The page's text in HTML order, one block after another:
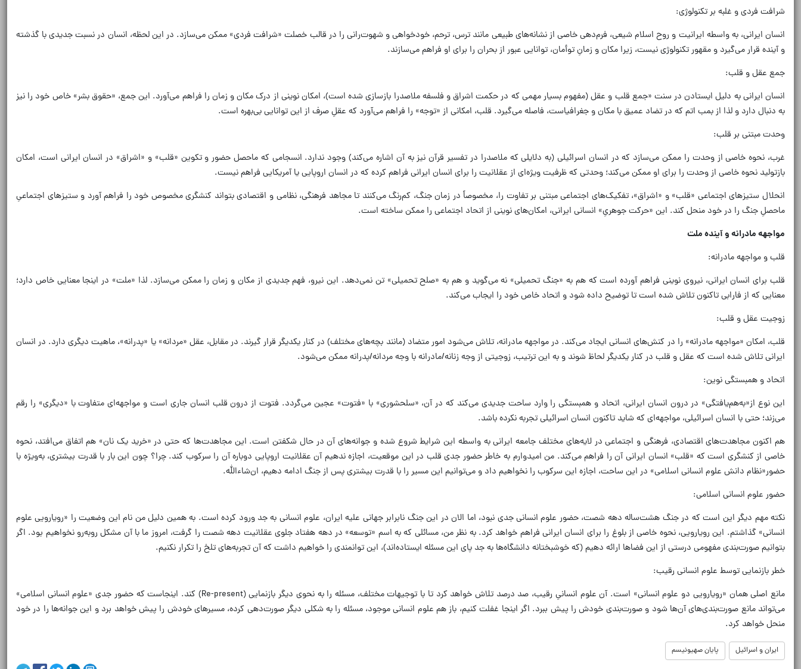
شرافت فردی و غلبه بر تکنولوژی:
انسان ایرانی، به واسطه ایرانیت و روح اسلام شیعی، فرم‌دهی خاصی از نشانه‌های طبیعی مانند ترس، ترحم، خودخواهی و شهوت‌رانی را در قالب خصلت «شرافت فردی» ممکن می‌سازد. در این لحظه، انسان در نسبت جدیدی با گذشته
و آینده قرار می‌گیرد و مقهور تکنولوژی نیست، زیرا مکان و زمانِ توأمان، توانایی عبور از بحران را برای او فراهم می‌سازند.
جمع عقل و قلب:
انسان ایرانی به دلیل ایستادن در سنت «جمع قلب و عقل (مفهوم بسیار مهمی که در حکمت اشراق و فلسفه ملاصدرا بازسازی شده است)، امکان نوینی از درک مکان و زمان را فراهم می‌آورد. این جمع، «حقوق بشر» خاص خود را نیز
به دنبال دارد و لذا از بمب اتم که در تضاد عمیق با مکان و جغرافیاست، فاصله می‌گیرد. قلب، امکانی از «توجه» را فراهم می‌آورد که عقلِ صرف از این توانایی بی‌بهره است.
وحدت مبتنی بر قلب:
غرب، نحوه خاصی از وحدت را ممکن می‌سازد که در انسان اسرائیلی (به دلایلی که ملاصدرا در تفسیر قرآن نیز به آن اشاره می‌کند) وجود ندارد. انسجامی که ماحصل حضور و تکوین «قلب» و «اشراق» در انسان ایرانی است، امکان
بازتولید نحوه خاصی از وحدت را برای او ممکن می‌کند؛ وحدتی که ظرفیت ویژه‌ای از عقلانیت را برای انسان ایرانی فراهم کرده که در انسان اروپایی یا آمریکایی فراهم نیست.
انحلال ستیزهای اجتماعی «قلب» و «اشراق»، تفکیک‌های اجتماعی مبتنی بر تفاوت را، مخصوصاً در زمان جنگ، کم‌رنگ می‌کنند تا مجاهد فرهنگی، نظامی و اقتصادی بتواند کنشگری مخصوص خود را فراهم آورد و ستیزهای اجتماعیِ
ماحصلِ جنگ را در خود منحل کند. این «حرکت جوهریِ» انسانی ایرانی، امکان‌های نوینی از اتحاد اجتماعی را ممکن ساخته است.
مواجهه مادرانه و آینده ملت
قلب و مواجهه مادرانه:
قلب برای انسان ایرانی، نیروی نوینی فراهم آورده است که هم به «جنگ تحمیلی» نه می‌گوید و هم به «صلح تحمیلی» تن نمی‌دهد. این نیرو، فهم جدیدی از مکان و زمان را ممکن می‌سازد. لذا «ملت» در اینجا معنایی خاص دارد؛
معنایی که از فارابی تاکنون تلاش شده است تا توضیح داده شود و اتحاد خاص خود را ایجاب می‌کند.
زوجیت عقل و قلب:
قلب، امکان «مواجهه مادرانه» را در کنش‌های انسانی ایجاد می‌کند. در مواجهه مادرانه، تلاش می‌شود امور متضاد (مانند بچه‌های مختلف) در کنار یکدیگر قرار گیرند. در مقابل، عقل «مردانه» یا «پدرانه»، ماهیت دیگری دارد. در انسان
ایرانی تلاش شده است که عقل و قلب در کنار یکدیگر لحاظ شوند و به این ترتیب، زوجیتی از وجه زنانه/مادرانه با وجه مردانه/پدرانه ممکن می‌شود.
اتحاد و همبستگی نوین:
این نوع از«به‌هم‌یافتگی» در درون انسان ایرانی، اتحاد و همبستگی را وارد ساحت جدیدی می‌کند که در آن، «سلحشوری» با «فتوت» عجین می‌گردد. فتوت از درون قلب انسان جاری است و مواجهه‌ای متفاوت با «دیگری» را رقم
می‌زند؛ حتی با انسان اسرائیلی، مواجهه‌ای که شاید تاکنون انسان اسرائیلی تجربه نکرده باشد.
هم اکنون مجاهدت‌های اقتصادی، فرهنگی و اجتماعی در لایه‌های مختلف جامعه ایرانی به واسطه این شرایط شروع شده و جوانه‌های آن در حال شکفتن است. این مجاهدت‌ها که حتی در «خرید یک نان» هم اتفاق می‌افتد، نحوه
خاصی از کنشگری است که «قلب» انسان ایرانی آن را فراهم می‌کند. من امیدوارم به خاطر حضور جدی قلب در این موقعیت، اجازه ندهیم آن عقلانیت اروپایی دوباره آن را سرکوب کند. چرا؟ چون این بار با قدرت بیشتری، به‌ویژه با
حضور«نظام دانش علوم انسانی اسلامی» در این ساحت، اجازه این سرکوب را نخواهیم داد و می‌توانیم این مسیر را با قدرت بیشتری پس از جنگ ادامه دهیم، ان‌شاءالله.
حضور علوم انسانی اسلامی:
نکته مهم دیگر این است که در جنگ هشت‌ساله دهه شصت، حضور علوم انسانی جدی نبود، اما الان در این جنگ نابرابر جهانی علیه ایران، علوم انسانی به جد ورود کرده است. به همین دلیل من نام این وضعیت را «رویارویی علوم
انسانی» گذاشتم. این رویارویی، نحوه خاصی از بلوغ را برای انسان ایرانی فراهم خواهد کرد. به نظر من، مسائلی که به اسم «توسعه» در دهه هفتاد جلوی عقلانیت دهه شصت را گرفت، امروز ما با آن مشکل روبه‌رو نخواهیم بود. اگر
بتوانیم صورت‌بندی مفهومی درستی از این فضاها ارائه دهیم (که خوشبختانه دانشگاه‌ها به جد پای این مسئله ایستاده‌اند)، این توانمندی را خواهیم داشت که آن تجربه‌های تلخ را تکرار نکنیم.
خطر بازنمایی توسط علوم انسانی رقیب:
مانع اصلی همان «رویارویی دو علوم انسانی» است. آن علوم انسانیِ رقیب، صد درصد تلاش خواهد کرد تا با توجیهات مختلف، مسئله را به نحوی دیگر بازنمایی (Re-present) کند. اینجاست که حضور جدی «علوم انسانی اسلامی»
می‌تواند مانع صورت‌بندی‌های آن‌ها شود و صورت‌بندی خودش را پیش ببرد. اگر اینجا غفلت کنیم، باز هم علوم انسانی موجود، مسئله را به شکلی دیگر صورت‌دهی کرده، مسیرهای خودش را پیش خواهد برد و این جوانه‌ها را در خود
منحل خواهد کرد.
ایران و اسرائیل پایان صهیونیسم